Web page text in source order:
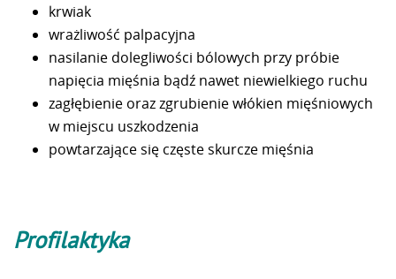
krwiak
wrażliwość palpacyjna
nasilanie dolegliwości bólowych przy próbie
napięcia mięśnia bądź nawet niewielkiego ruchu
zagłębienie oraz zgrubienie włókien mięśniowych
w miejscu uszkodzenia
powtarzające się częste skurcze mięśnia
Profilaktyka